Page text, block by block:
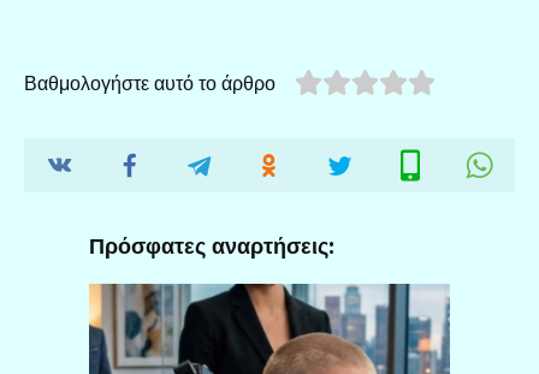
Βαθμολογήστε αυτό το άρθρο
Πρόσφατες αναρτήσεις: